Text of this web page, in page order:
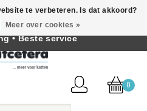
Nederlands
0
te verbeteren. Is dat akkoord?
Meer over cookies »
• Kennis van kattengedrag •
• Beste service